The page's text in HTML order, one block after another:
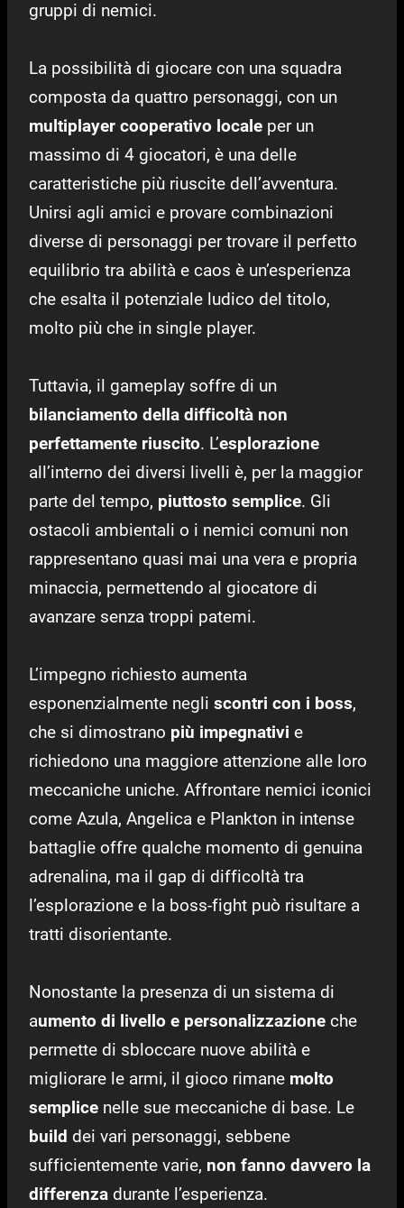
gruppi di nemici.
La possibilità di giocare con una squadra
composta da quattro personaggi, con un
multiplayer cooperativo locale per un
massimo di 4 giocatori, è una delle
caratteristiche più riuscite dell’avventura.
Unirsi agli amici e provare combinazioni
diverse di personaggi per trovare il perfetto
equilibrio tra abilità e caos è un’esperienza
che esalta il potenziale ludico del titolo,
molto più che in single player.
Tuttavia, il gameplay soffre di un
bilanciamento della difficoltà non
perfettamente riuscito. L’esplorazione
all’interno dei diversi livelli è, per la maggior
parte del tempo, piuttosto semplice. Gli
ostacoli ambientali o i nemici comuni non
rappresentano quasi mai una vera e propria
minaccia, permettendo al giocatore di
avanzare senza troppi patemi.
L’impegno richiesto aumenta
esponenzialmente negli scontri con i boss,
che si dimostrano più impegnativi e
richiedono una maggiore attenzione alle loro
meccaniche uniche. Affrontare nemici iconici
come Azula, Angelica e Plankton in intense
battaglie offre qualche momento di genuina
adrenalina, ma il gap di difficoltà tra
l’esplorazione e la boss-fight può risultare a
tratti disorientante.
Nonostante la presenza di un sistema di
aumento di livello e personalizzazione che
permette di sbloccare nuove abilità e
migliorare le armi, il gioco rimane molto
semplice nelle sue meccaniche di base. Le
build dei vari personaggi, sebbene
sufficientemente varie, non fanno davvero la
differenza durante l’esperienza.